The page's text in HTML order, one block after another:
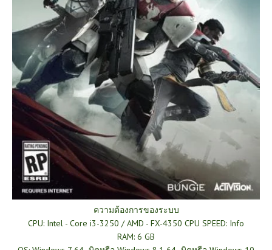
ความต้องการของระบบ
CPU: Intel - Core i3-3250 / AMD - FX-4350 CPU SPEED: Info
RAM: 6 GB